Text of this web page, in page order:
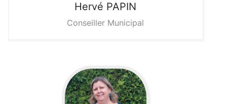
Hervé PAPIN
Conseiller Municipal